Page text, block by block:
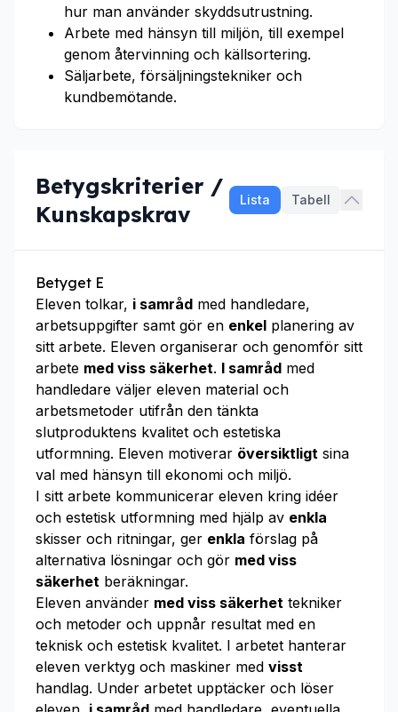
hur man använder skyddsutrustning.
Arbete med hänsyn till miljön, till exempel
genom återvinning och källsortering.
Säljarbete, försäljningstekniker och
kundbemötande.
Betygskriterier /
Kunskapskrav
Lista Tabell
Betyget E
Eleven tolkar, i samråd med handledare,
arbetsuppgifter samt gör en enkel planering av
sitt arbete. Eleven organiserar och genomför sitt
arbete med viss säkerhet. I samråd med
handledare väljer eleven material och
arbetsmetoder utifrån den tänkta
slutproduktens kvalitet och estetiska
utformning. Eleven motiverar översiktligt sina
val med hänsyn till ekonomi och miljö.
I sitt arbete kommunicerar eleven kring idéer
och estetisk utformning med hjälp av enkla
skisser och ritningar, ger enkla förslag på
alternativa lösningar och gör med viss
säkerhet beräkningar.
Eleven använder med viss säkerhet tekniker
och metoder och uppnår resultat med en
teknisk och estetisk kvalitet. I arbetet hanterar
eleven verktyg och maskiner med visst
handlag. Under arbetet upptäcker och löser